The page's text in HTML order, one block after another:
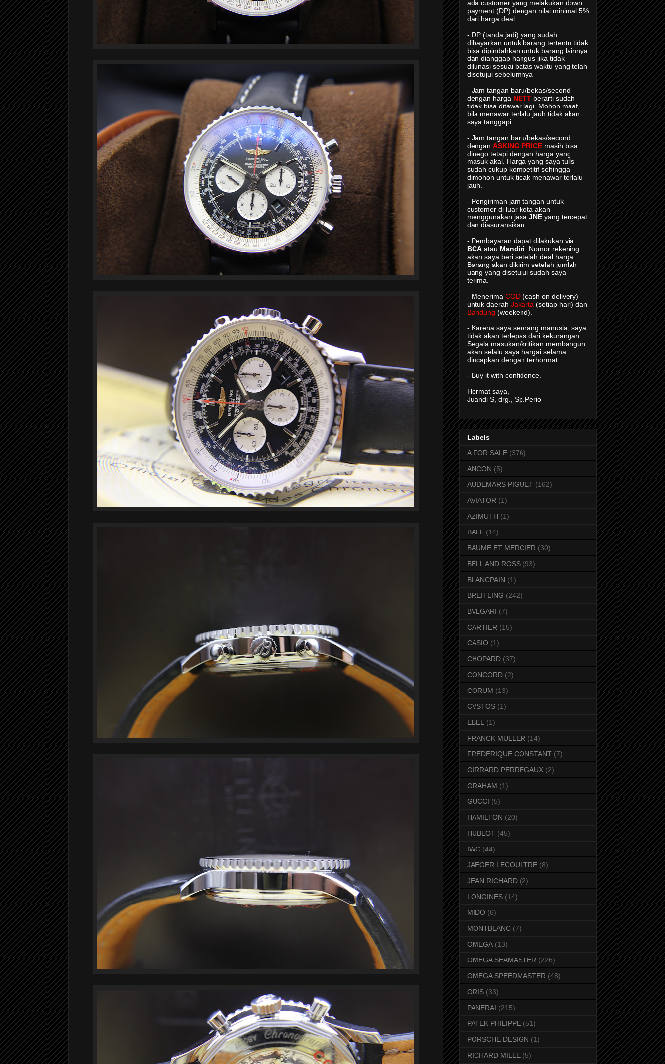
ada customer yang melakukan down
payment (DP) dengan nilai minimal 5%
dari harga deal.
- DP (tanda jadi) yang sudah
dibayarkan untuk barang tertentu tidak
bisa dipindahkan untuk barang lainnya
dan dianggap hangus jika tidak
dilunasi sesuai batas waktu yang telah
disetujui sebelumnya
- Jam tangan baru/bekas/second
dengan harga NETT berarti sudah
tidak bisa ditawar lagi. Mohon maaf,
bila menawar terlalu jauh tidak akan
saya tanggapi.
- Jam tangan baru/bekas/second
dengan ASKING PRICE masih bisa
dinego tetapi dengan harga yang
masuk akal. Harga yang saya tulis
sudah cukup kompetitif sehingga
dimohon untuk tidak menawar terlalu
jauh.
- Pengiriman jam tangan untuk
customer di luar kota akan
menggunakan jasa JNE yang tercepat
dan diasuransikan.
- Pembayaran dapat dilakukan via
BCA atau Mandiri . Nomor rekening
akan saya beri setelah deal harga.
Barang akan dikirim setelah jumlah
uang yang disetujui sudah saya
terima.
- Menerima COD (cash on delivery)
untuk daerah Jakarta (setiap hari) dan
Bandung (weekend).
- Karena saya seorang manusia, saya
tidak akan terlepas dari kekurangan.
Segala masukan/kritikan membangun
akan selalu saya hargai selama
diucapkan dengan terhormat.
- Buy it with confidence.
Hormat saya,
Juandi S, drg., Sp.Perio
Labels
A FOR SALE (376)
ANCON (5)
AUDEMARS PIGUET (162)
AVIATOR (1)
AZIMUTH (1)
BALL
(14)
BAUME ET MERCIER (30)
BELL AND ROSS (93)
BLANCPAIN (1)
BREITLING (242)
BVLGARI (7)
CARTIER (15)
CASIO (1)
CHOPARD (37)
CONCORD (2)
CORUM (13)
CVSTOS (1)
EBEL
(1)
FRANCK MULLER (14)
FREDERIQUE CONSTANT (7)
GIRRARD PERREGAUX (2)
GRAHAM (1)
GUCCI (5)
HAMILTON (20)
HUBLOT (45)
IWC (44)
JAEGER LECOULTRE (8)
JEAN RICHARD (2)
LONGINES (14)
MIDO (6)
MONTBLANC (7)
OMEGA (13)
OMEGA SEAMASTER (226)
OMEGA SPEEDMASTER (48)
ORIS (33)
PANERAI (215)
PATEK PHILIPPE (51)
PORSCHE DESIGN (1)
RICHARD MILLE (5)